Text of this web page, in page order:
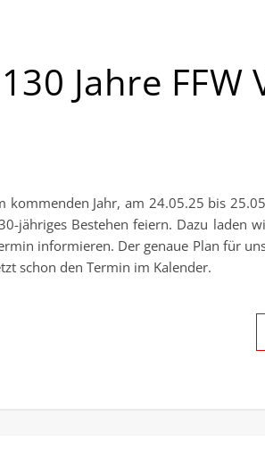
130 Jahre
kommenden Jahr, am 24.05.25 bis
jähriges Bestehen feiern. Dazu laden
informieren. Der genaue Plan für
schon den Termin im Kalender.